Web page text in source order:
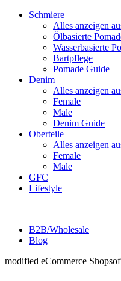
Schmiere
Alles anzeigen
Ölbasierte
Wasserbasierte
Bartpflege
Pomade Guide
Denim
Alles anzeigen
Female
Male
Denim Guide
Oberteile
Alles anzeigen
Female
Male
GFC
Lifestyle
B2B/Wholesale
Blog
modified eCommerce